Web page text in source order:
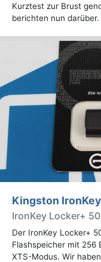
Kurztest zur Brust
berichten nun darüber.
Kingston
IronKey Locker+
Der IronKey Locker+
Flashspeicher mit 256
XTS-Modus. Wir